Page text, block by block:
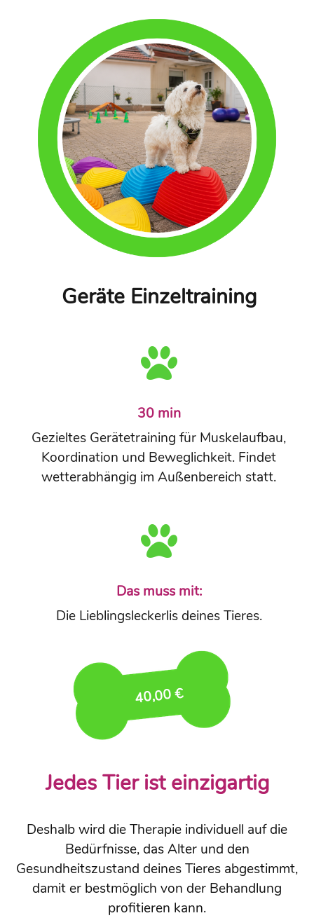
Geräte Einzeltraining
30 min
Gezieltes Gerätetraining für Muskelaufbau,
Koordination und Beweglichkeit. Findet
wetterabhängig im Außenbereich statt.
Das muss mit:
Die Lieblingsleckerlis deines Tieres.
40,00 €
Jedes Tier ist einzigartig
Deshalb wird die Therapie individuell auf die
Bedürfnisse, das Alter und den
Gesundheitszustand deines Tieres abgestimmt,
damit er bestmöglich von der Behandlung
profitieren kann.